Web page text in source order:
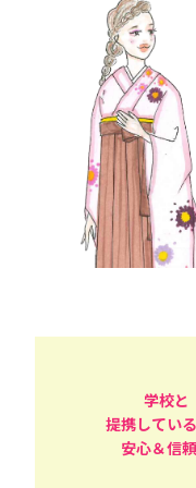
学校と
提携してい
安心＆信